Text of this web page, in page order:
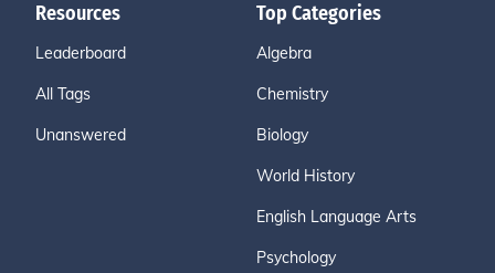
Resources
Leaderboard
All Tags
Unanswered
Top Categories
Algebra
Chemistry
Biology
World History
English Language Arts
Psychology